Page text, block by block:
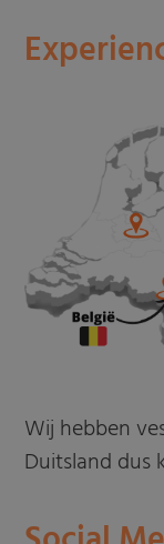
Wij hebben
Duitsland dus